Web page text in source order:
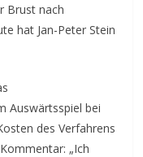
Brust nach
hat Jan-Peter Stein
Auswärtsspiel bei
des Verfahrens
„Ich